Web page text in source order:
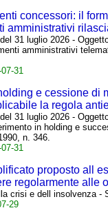
concessori: il
amministrativi
31 luglio 2026 -
amministrativi
31
e cessione
la regola
31 luglio 2026 -
in holding e
n. 346.
31
proposto all
regolarmente
crisi e dell insolvenza
29